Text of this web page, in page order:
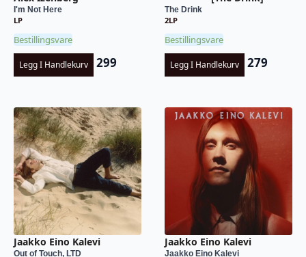
I'm Not Here
LP
Bestillingsvare
Legg I Handlekurv 299
The Drink
2LP
Bestillingsvare
Legg I Handlekurv 279
Jaakko Eino Kalevi
Out of Touch, LTD
Jaakko Eino Kalevi
Jaakko Eino Kalevi